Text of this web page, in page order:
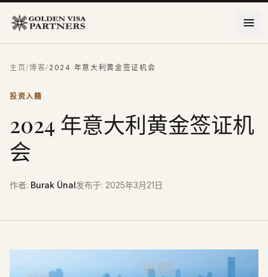
主页/博客/ 2024 年意大利黄金签证机会
投资入籍
2024 年意大利黄金签证机
会
作者: Burak Ünal发布于: 2025年3月21日